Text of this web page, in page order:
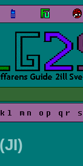
k l m n o p q r s